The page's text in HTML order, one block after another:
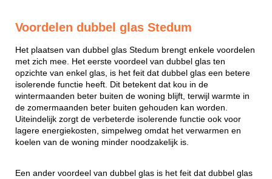
Voordelen dubbel glas Stedum
Het plaatsen van dubbel glas Stedum brengt enkele voordelen
met zich mee. Het eerste voordeel van dubbel glas ten
opzichte van enkel glas, is het feit dat dubbel glas een betere
isolerende functie heeft. Dit betekent dat kou in de
wintermaanden beter buiten de woning blijft, terwijl warmte in
de zomermaanden beter buiten gehouden kan worden.
Uiteindelijk zorgt de verbeterde isolerende functie ook voor
lagere energiekosten, simpelweg omdat het verwarmen en
koelen van de woning minder noodzakelijk is.
Een ander voordeel van dubbel glas is het feit dat dubbel glas